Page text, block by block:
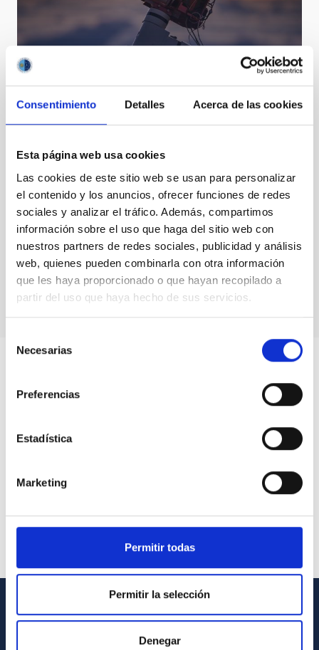
Consentimiento Detalles Acerca de las cookies
Esta página web usa cookies
Las cookies de este sitio web se usan para personalizar
el contenido y los anuncios, ofrecer funciones de redes
sociales y analizar el tráfico. Además, compartimos
información sobre el uso que haga del sitio web con
nuestros partners de redes sociales, publicidad y análisis
web, quienes pueden combinarla con otra información
que les haya proporcionado o que hayan recopilado a
partir del uso que haya hecho de sus servicios.
Necesarias
Preferencias
Estadística
Marketing
Permitir todas
Permitir la selección
Denegar
Algunos asistentes al acto de colocación de la placa
y de conmemoración del 30º aniversario de la Ley del
Cielo
INFORMACIÓN GENERAL